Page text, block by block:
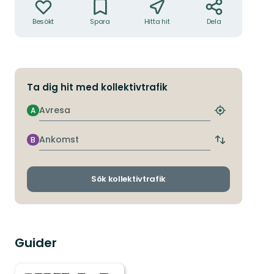
Besökt Spara Hitta hit Dela
Ta dig hit med kollektivtrafik
Avresa
A
Hitta
hållplats
Ankomst
B
Byt
och
Sök kollektivtrafik
Guider